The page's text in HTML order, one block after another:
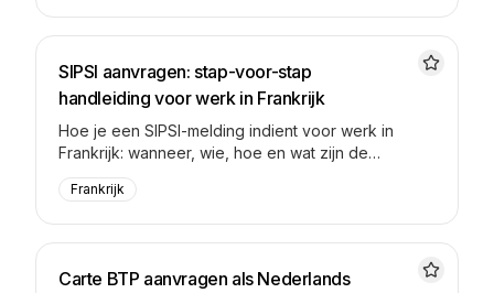
SIPSI aanvragen: stap-voor-stap
handleiding voor werk in Frankrijk
Hoe je een SIPSI-melding indient voor werk in
Frankrijk: wanneer, wie, hoe en wat zijn de
gevolgen van niet-melden. Stap-voor-stap.
Frankrijk
Carte BTP aanvragen als Nederlands